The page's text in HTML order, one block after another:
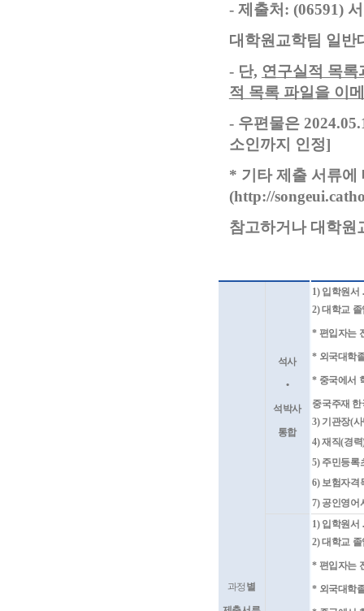
- 제출처 : (06591)
대학원교학팀 일반
- 단, 연구실적 목록
적 목록 파일을 이
- 우편물은
소인까지 인정]
* 기타 제출 서류에
(http://
참고하거나 대학원
과정 별
석사
•
석박사
통합
1) 입학원서
2)대학교
* 편입자는
* 외국대학
* 중국에서
중국주재
3) 기관장(
4)재직(경력
5) 주민등록
6) 보험자격
7) 공인영어
1) 입학원서
2)대학교
* 편입자는
* 외국대학